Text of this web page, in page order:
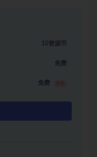
10资源币
免费
免费